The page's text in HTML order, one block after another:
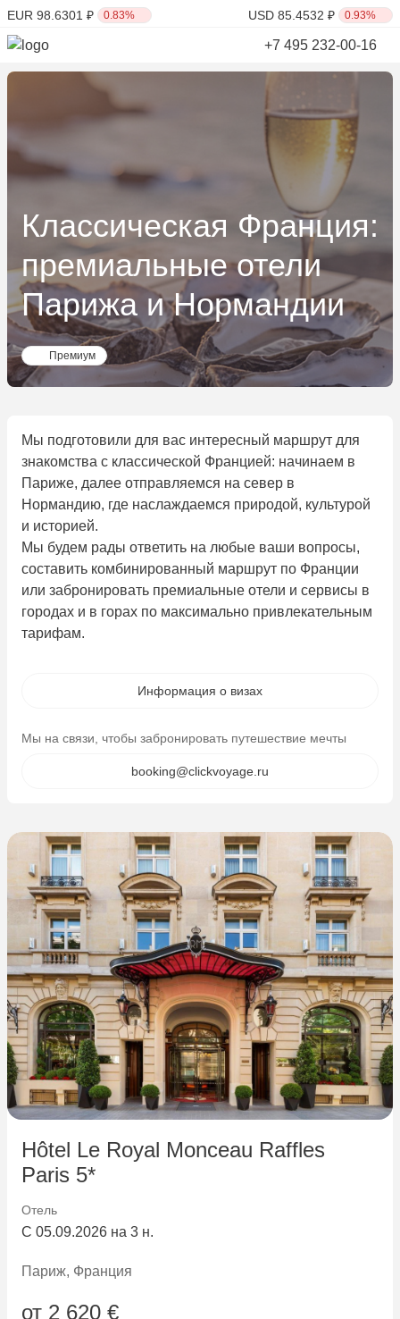
EUR 98.6301 ₽ 0.83% USD 85.4532 ₽ 0.93%
+7 495 232-00-16
Классическая Франция:
премиальные отели
Парижа и Нормандии
Премиум
Информация о визах
Мы на связи, чтобы забронировать путешествие мечты
booking@clickvoyage.ru
Мы подготовили для вас интересный маршрут для
знакомства с классической Францией: начинаем в
Париже, далее отправляемся на север в
Нормандию, где наслаждаемся природой, культурой
и историей.
Мы будем рады ответить на любые ваши вопросы,
составить комбинированный маршрут по Франции
или забронировать премиальные отели и сервисы в
городах и в горах по максимально привлекательным
тарифам.
Hôtel Le Royal Monceau Raffles
Paris 5*
Отель
С 05.09.2026 на 3 н.
Париж, Франция
от 2 620 €